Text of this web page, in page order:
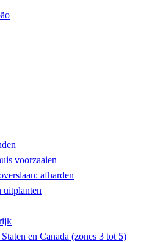
voorzaaien
afharden
uitplanten
en Canada (zones 3 tot 5)